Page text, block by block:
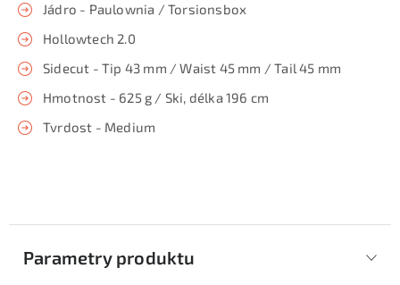
Jádro - Paulownia / Torsionsbox
Hollowtech 2.0
Sidecut - Tip 43 mm / Waist 45 mm / Tail 45 mm
Hmotnost - 625 g / Ski, délka 196 cm
Tvrdost - Medium
Parametry produktu